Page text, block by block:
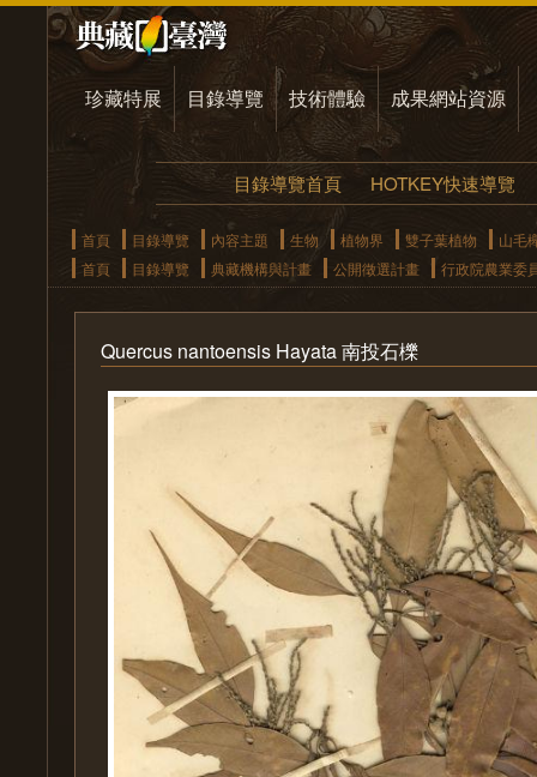
珍藏特展 目錄導覽 技術體驗 成果網站資源
目錄導覽首頁 HOTKEY快速導覽
首頁 目錄導覽 內容主題 生物 植物界 雙子葉植物
山毛
首頁
目錄導覽 典藏機構與計畫 公開徵選計畫 行政院農業委
Quercus nantoensis Hayata 南投石櫟